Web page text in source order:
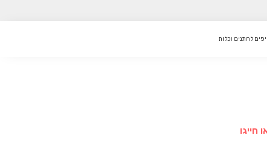
לחתנים וכלות
חייגו